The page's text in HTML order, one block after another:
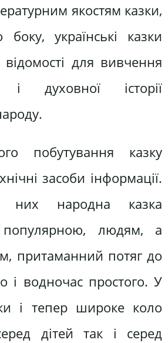
якостям казки,
українські казки
відомості для вивчення
і духовної історії
побутування казку
засоби інформації.
народна казка
популярною, людям, а
притаманний потяг до
і водночас простого. У
і тепер широке коло
дітей так і серед